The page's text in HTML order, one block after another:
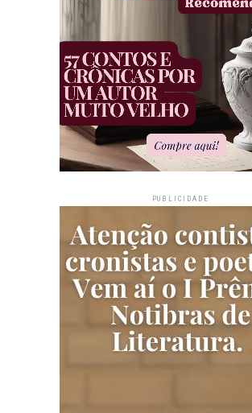
PUBLICIDADE